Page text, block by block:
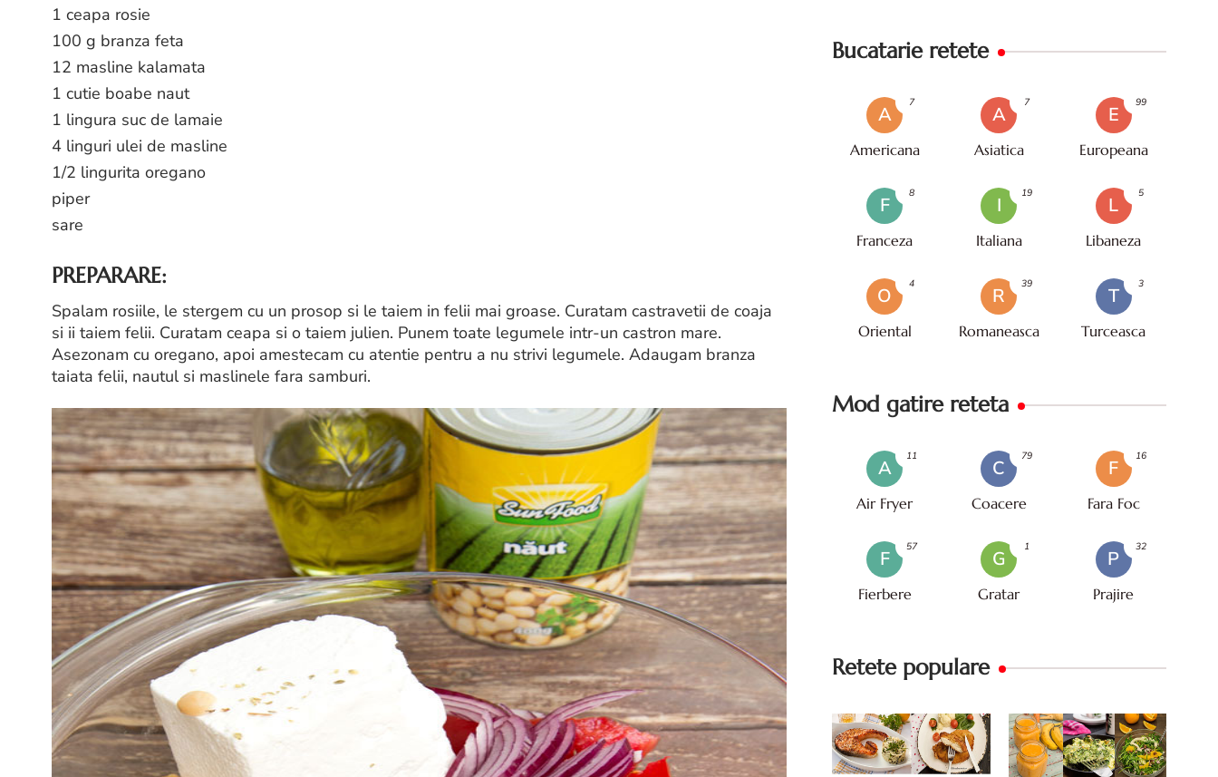
1 ceapa rosie
100 g branza feta
12 masline kalamata
1 cutie boabe naut
1 lingura suc de lamaie
4 linguri ulei de masline
1/2 lingurita oregano
piper
sare
PREPARARE:
Spalam rosiile, le stergem cu un prosop si le taiem in felii mai groase. Curatam castravetii de coaja
si ii taiem felii. Curatam ceapa si o taiem julien. Punem toate legumele intr-un castron mare.
Asezonam cu oregano, apoi amestecam cu atentie pentru a nu strivi legumele. Adaugam branza
taiata felii, nautul si maslinele fara samburi.
Bucatarie retete
A
Americana
7
A
Asiatica
7
E
Europeana
99
F
Franceza
8
I
Italiana
19
L
Libaneza
5
O
Oriental
4
R
Romaneasca
39
T
Turceasca
3
Mod gatire reteta
A
Air Fryer
11
C
Coacere
79
F
Fara Foc
16
F
Fierbere
57
G
Gratar
1
P
Prajire
32
Retete populare